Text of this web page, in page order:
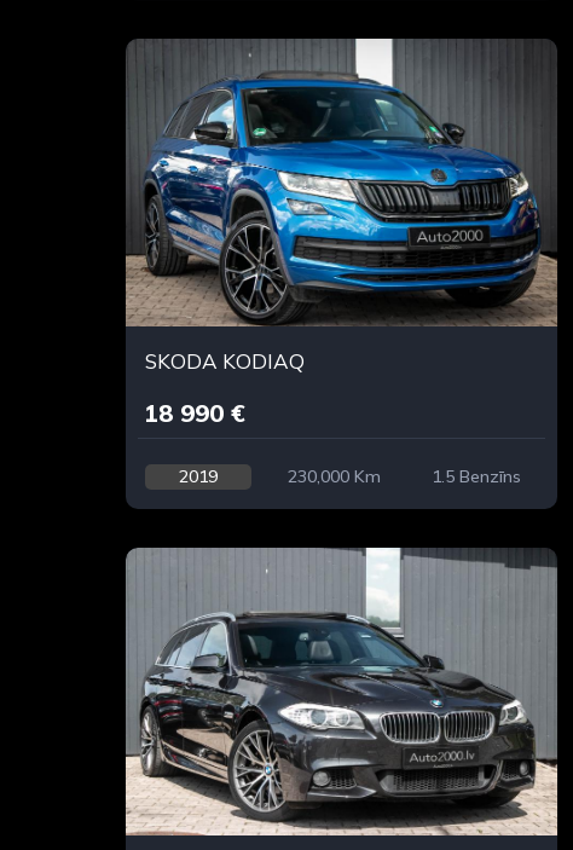
SKODA KODIAQ
18 990 €
2019 230,000 Km 1.5 Benzīns